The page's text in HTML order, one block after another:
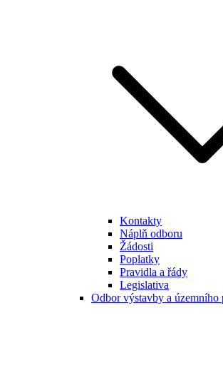
Kontakty
Náplň odboru
Žádosti
Poplatky
Pravidla a řády
Legislativa
Odbor výstavby a územního